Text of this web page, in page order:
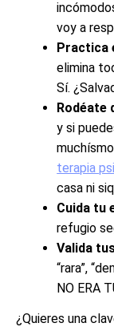
voy a
Practica
elimina
Sí.
Rodéate
y si
terapia
casa ni
Cuida tu
refugio
Valida
“rara”,
NO ERA
¿Quieres una